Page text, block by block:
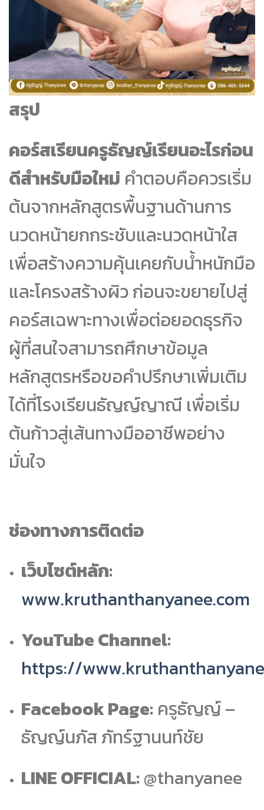
สรุป
คอร์สเรียนครูธัญญ์เรียนอะไรก่อน
ดีสำหรับมือใหม่ คำตอบคือควรเริ่ม
ต้นจากหลักสูตรพื้นฐานด้านการ
นวดหน้ายกกระชับและนวดหน้าใส
เพื่อสร้างความคุ้นเคยกับน้ำหนักมือ
และโครงสร้างผิว ก่อนจะขยายไปสู่
คอร์สเฉพาะทางเพื่อต่อยอดธุรกิจ
ผู้ที่สนใจสามารถศึกษาข้อมูล
หลักสูตรหรือขอคำปรึกษาเพิ่มเติม
ได้ที่โรงเรียนธัญญ์ญาณี เพื่อเริ่ม
ต้นก้าวสู่เส้นทางมืออาชีพอย่าง
มั่นใจ
ช่องทางการติดต่อ
เว็บไซต์หลัก:
www.kruthanthanyanee.com
YouTube Channel:
https://
Facebook Page: ครูธัญญ์ –
ธัญญ์นภัส ภัทร์ฐานนท์ชัย
LINE OFFICIAL: @thanyanee